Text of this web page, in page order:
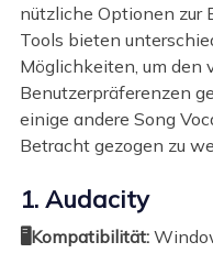
nützliche Optionen zur
Tools bieten
Möglichkeiten, um den
Benutzerpräferenzen
einige andere Song
Betracht gezogen zu
1. Audacity
🖥️Kompatibilität: